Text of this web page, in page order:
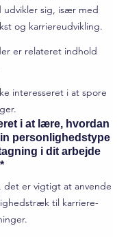
udvikler sig, især med
og karriereudvikling.
er relateret indhold
interesseret i at spore
i at lære, hvordan
personlighedstype
i dit arbejde
*
det er vigtigt at anvende
til karriere-